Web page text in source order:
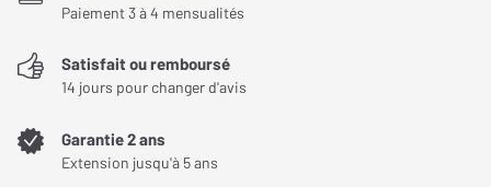
Paiement 3 à 4 mensualités
Satisfait ou remboursé
14 jours pour changer d'avis
Garantie 2 ans
Extension jusqu'à 5 ans